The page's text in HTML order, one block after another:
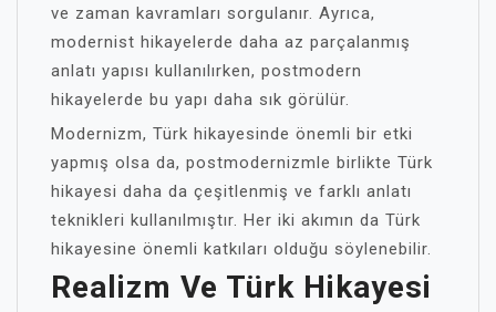
ve zaman kavramları sorgulanır. Ayrıca,
modernist hikayelerde daha az parçalanmış
anlatı yapısı kullanılırken, postmodern
hikayelerde bu yapı daha sık görülür.
Modernizm, Türk hikayesinde önemli bir etki
yapmış olsa da, postmodernizmle birlikte Türk
hikayesi daha da çeşitlenmiş ve farklı anlatı
teknikleri kullanılmıştır. Her iki akımın da Türk
hikayesine önemli katkıları olduğu söylenebilir.
Realizm Ve Türk Hikayesi